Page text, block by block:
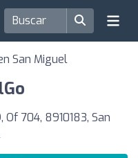
San Miguel
704, 8910183, San